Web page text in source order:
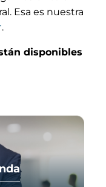
Esa es nuestra
.
disponibles